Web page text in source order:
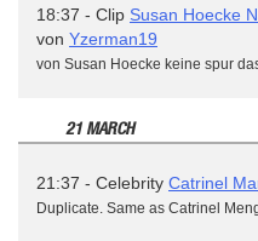
18:37 - Clip Susan Hoecke
von Yzerman19
von Susan Hoecke keine spur
21 MARCH
21:37 - Celebrity Catrinel
Duplicate. Same as Catrinel